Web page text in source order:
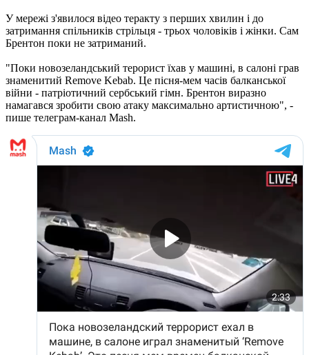
У мережі з'явилося відео теракту з перших хвилин і до
затримання спільників стрільця - трьох чоловіків і жінки. Сам
Брентон поки не затриманий.
"Поки новозеландський терорист їхав у машині, в салоні грав
знаменитий Remove Kebab. Це пісня-мем часів балканської
війни - патріотичний сербський гімн. Брентон виразно
намагався зробити свою атаку максимально артистичною", -
пише телеграм-канал Mash.